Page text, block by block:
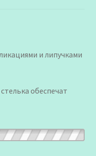
и липучками
обеспечат